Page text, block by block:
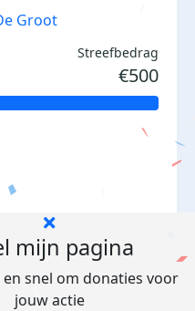
Groot
Streefbedrag
€500
mijn pagina
en snel om donaties voor
jouw actie